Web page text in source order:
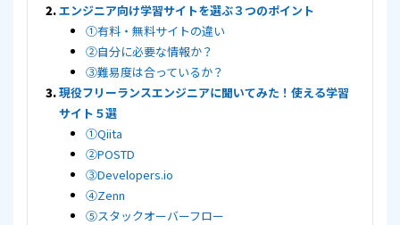
エンジニア向け学習サイトを選ぶ３つのポイント
①有料・無料サイトの違い
②自分に必要な情報か？
③難易度は合っているか？
現役フリーランスエンジニアに聞いてみた！使える学習
サイト５選
①Qiita
②POSTD
③Developers.io
④Zenn
⑤スタックオーバーフロー